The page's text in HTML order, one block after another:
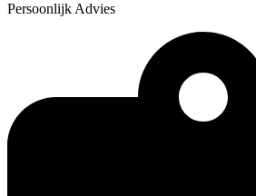
Persoonlijk Advies